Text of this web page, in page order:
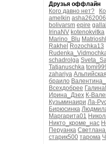
Друзья оффлайн
Кого давно нет?
amelkin asha262006
bolivarsm epire
IrinaNV kotenokvitka
Marino_Blu
Rakhel
Rozochka13
schadrolga
Tatjanuschka
zahariya
браило
Всехдобрее
Ирина_Дзех К-
Кузьминаири Ла-
Бирюсинка
Маргарита01
Никто_кроме_нас
Перуанка
старик500 тарома